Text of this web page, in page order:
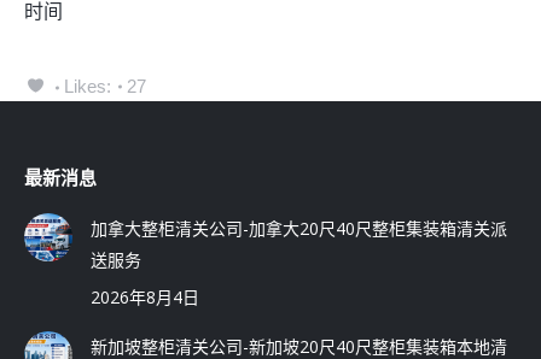
时间
Likes: 27
最新消息
加拿大整柜清关公司-加拿大20尺40尺整柜集装箱清关派
送服务
2026年8月4日
新加坡整柜清关公司-新加坡20尺40尺整柜集装箱本地清